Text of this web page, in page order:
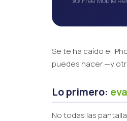
Se te ha caído el
puedes hacer —y
Lo primero:
No todas las